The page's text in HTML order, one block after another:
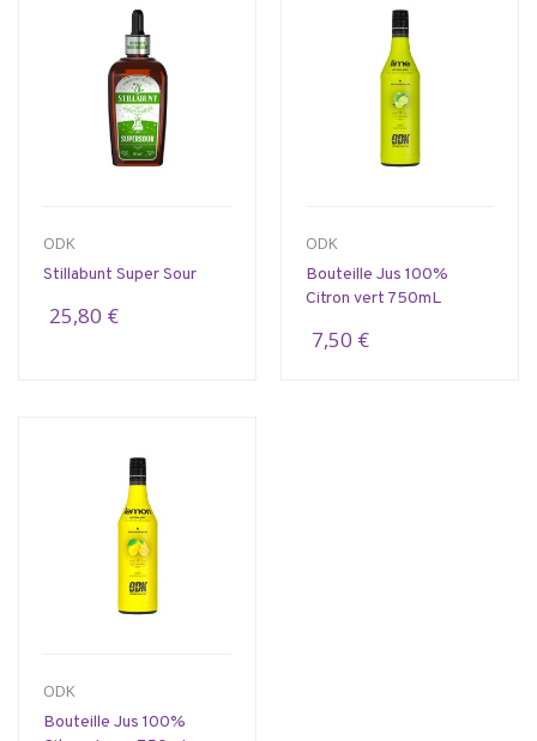
ODK
Stillabunt Super Sour
25,80 €
ODK
Bouteille Jus 100%
Citron vert 750mL
7,50 €
ODK
Bouteille Jus 100%